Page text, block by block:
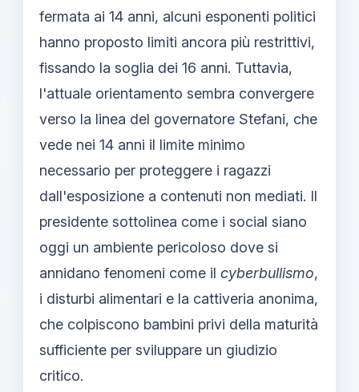
fermata ai 14 anni, alcuni esponenti politici
hanno proposto limiti ancora più restrittivi,
fissando la soglia dei 16 anni. Tuttavia,
l'attuale orientamento sembra convergere
verso la linea del governatore Stefani, che
vede nei 14 anni il limite minimo
necessario per proteggere i ragazzi
dall'esposizione a contenuti non mediati. Il
presidente sottolinea come i social siano
oggi un ambiente pericoloso dove si
annidano fenomeni come il cyberbullismo,
i disturbi alimentari e la cattiveria anonima,
che colpiscono bambini privi della maturità
sufficiente per sviluppare un giudizio
critico.